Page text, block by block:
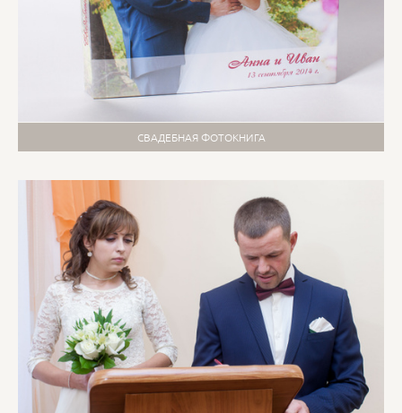
СВАДЕБНАЯ ФОТОКНИГА